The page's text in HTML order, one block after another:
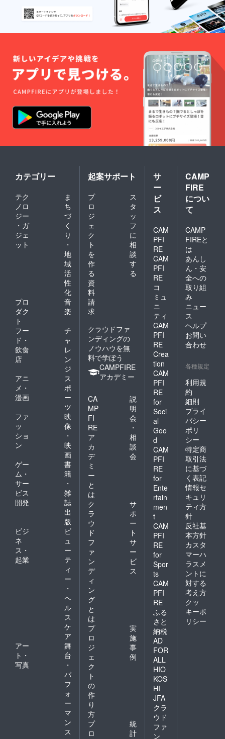
カテゴリー
テク
ノロ
ジー
・ガ
ジェ
ット
ま
ち
づ
く
り
・
地
域
活
性
化
プロ
ダク
ト
音
楽
フー
ド・
飲食
店
チ
ャ
レ
ン
ジ
アニ
メ・
漫画
ス
ポ
ー
ツ
ファ
ッ
ショ
ン
映
像
・
映
画
ゲー
ム・
サー
ビス
開発
書
籍
・
雑
誌
出
版
ビジ
ネ
ス・
起業
ビ
ュ
ー
テ
ィ
ー
・
ヘ
ル
ス
ケ
ア
アー
ト・
写真
舞
台
・
パ
フ
ォ
ー
マ
ン
ス
起案サポート
プ
ロ
ジ
ェ
ク
ト
を
作
る
ス
タ
ッ
フ
に
相
談
す
る
資
料
請
求
クラウドファ
ンディングの
ノウハウを無
料で学ぼう
CAMPFIRE
アカデミー
CA
MP
FI
RE
ア
カ
デ
ミ
ー
と
は
説
明
会
・
相
談
会
ク
ラ
ウ
ド
フ
ァ
ン
デ
ィ
ン
グ
と
は
サ
ポ
ー
ト
サ
ー
ビ
ス
プ
ロ
ジ
ェ
ク
ト
の
作
り
方
実
施
事
例
プ
ロ
統
計
サ
ー
ビ
ス
CAM
PFI
RE
CAM
PFI
RE
コ
ミュ
ニ
ティ
CAM
PFI
RE
Crea
tion
CAM
PFI
RE
for
Soci
al
Goo
d
CAM
PFI
RE
for
Ente
rtain
men
t
CAM
PFI
RE
for
Spor
ts
CAM
PFI
RE
ふる
さと
納税
AD
FOR
ALL
HIO
KOS
HI
JFA
クラ
ウド
ファ
ン
CAMP
FIRE
につい
て
CAMP
FIREと
は
あんし
ん・安
全への
取り組
み
ニュー
ス
ヘルプ
お問い
合わせ
各種規定
利用規
約
細則
プライ
バシー
ポリ
シー
特定商
取引法
に基づ
く表記
情報セ
キュリ
ティ方
針
反社基
本方針
カスタ
マーハ
ラスメ
ントに
対する
考え方
クッ
キーポ
リシー